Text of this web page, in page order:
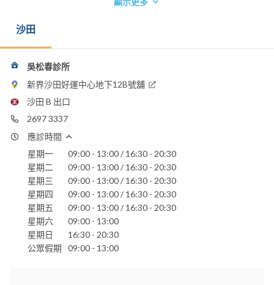
沙田
吳松春診所
新界沙田好運中心地下12B號舖
沙田 B 出口
2697 3337
應診時間
星期一
09:00 - 13:00 / 16:30 - 20:30
星期二
09:00 - 13:00 / 16:30 - 20:30
星期三
09:00 - 13:00 / 16:30 - 20:30
星期四
09:00 - 13:00 / 16:30 - 20:30
星期五
09:00 - 13:00 / 16:30 - 20:30
星期六
09:00 - 13:00
星期日
16:30 - 20:30
公眾假期
09:00 - 13:00